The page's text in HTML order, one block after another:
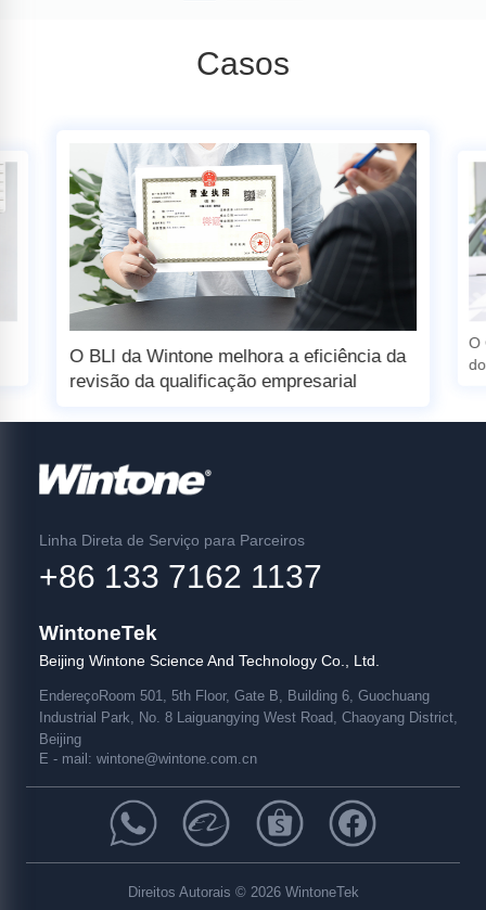
Casos
O BLI da Wintone melhora a eficiência da
revisão da qualificação empresarial
O
Linha Direta de Serviço para Parceiros
+86 133 7162 1137
WintoneTek
Beijing Wintone Science And Technology Co., Ltd.
EndereçoRoom 501, 5th Floor, Gate B, Building 6, Guochuang
Industrial Park, No. 8 Laiguangying West Road, Chaoyang District,
Beijing
E - mail: wintone@wintone.com.cn
Direitos Autorais © 2026 WintoneTek